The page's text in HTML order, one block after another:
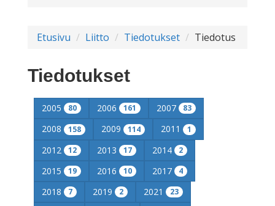
Etusivu Liitto Tiedotukset Tiedotus
Tiedotukset
2005 80 2006 161 2007 83
2008 158 2009 114 2011 1
2012 12 2013 17 2014 2
2015 19 2016 10 2017 4
2018 7 2019 2 2021 23